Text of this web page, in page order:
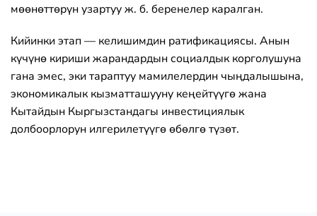
мөөнөттөрүн узартуу ж. б. беренелер каралган.
Кийинки этап — келишимдин ратификациясы. Анын
күчүнө кириши жарандардын социалдык корголушуна
гана эмес, эки тараптуу мамилелердин чыңдалышына,
экономикалык кызматташууну кеңейтүүгө жана
Кытайдын Кыргызстандагы инвестициялык
долбоорлорун илгерилетүүгө өбөлгө түзөт.